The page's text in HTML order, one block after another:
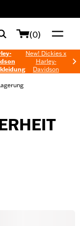
(0)
New! Dickies x
Harley-
Davidson